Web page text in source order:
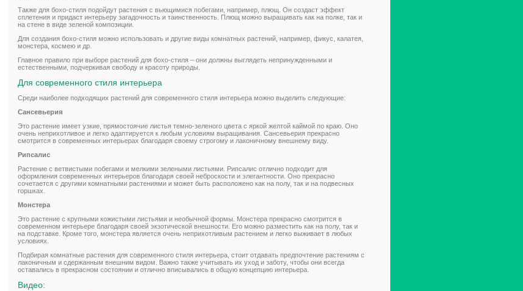
Также для бохо-стиля подойдут растения с вьющимися побегами, например, плющ. Он создаст эффект
сплетения и придаст интерьеру загадочность и таинственность. Плющ можно выращивать как на полке, так и
на стене в виде зеленой композиции.
Для создания бохо-стиля можно использовать и другие виды комнатных растений, например, фикус, калатея,
монстера, космею и др.
Главное правило при выборе растений для бохо-стиля – они должны выглядеть непринужденными и
естественными, подчеркивая свободу и красоту природы.
Для современного стиля интерьера
Среди наиболее подходящих растений для современного стиля интерьера можно выделить следующие:
Сансевьерия
Это растение имеет узкие, прямостоячие листья темно-зеленого цвета с яркой желтой каймой по краю. Оно
очень неприхотливое и легко адаптируется к любым условиям выращивания. Сансевьерия прекрасно
смотрится в современных интерьерах благодаря своему строгому и лаконичному внешнему виду.
Рипсалис
Растение с ветвистыми побегами и мелкими зелеными листьями. Рипсалис отлично подходит для
оформления современных интерьеров благодаря своей неброскости и элегантности. Оно прекрасно
сочетается с другими комнатными растениями и может быть расположено как на полу, так и на подвесных
горшках.
Монстера
Это растение с крупными кожистыми листьями и необычной формы. Монстера прекрасно смотрится в
современном интерьере благодаря своей экзотической внешности. Его можно разместить как на полу, так и
на подставке. Кроме того, монстера является очень неприхотливым растением и легко выживает в любых
условиях.
Подбирая комнатные растения для современного стиля интерьера, стоит отдавать предпочтение растениям с
лаконичным и сдержанным внешним видом. Важно также учитывать их уход и заботу, чтобы они всегда
оставались в прекрасном состоянии и отлично вписывались в общую концепцию интерьера.
Видео: